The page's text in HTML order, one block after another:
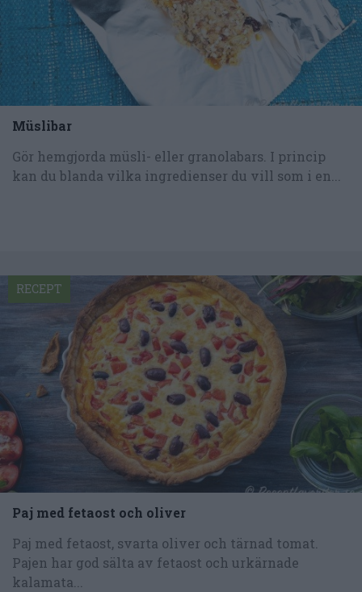
Müslibar
Gör hemgjorda müsli- eller granolabars. I princip
kan du blanda vilka ingredienser du vill som i en...
Paj med fetaost och oliver
Paj med fetaost, svarta oliver och tärnad tomat.
Pajen har god sälta av fetaost och urkärnade
kalamata...
RECEPT